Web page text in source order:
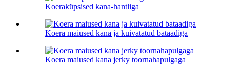
Koeraküpsised kana-hantliga
Koera maiused kana ja kuivatatud bataadiga
Koera maiused kana jerky toornahapulgaga